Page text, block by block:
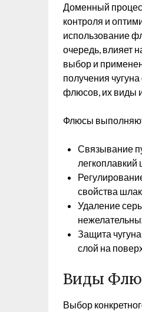
Доменный
контроля и
использование
очередь, влияет
выбор и
получения
флюсов, их виды
Флюсы
Связывание
легкоплавкий
свойства
Удаление
Защита
слой на
Виды
Выбор